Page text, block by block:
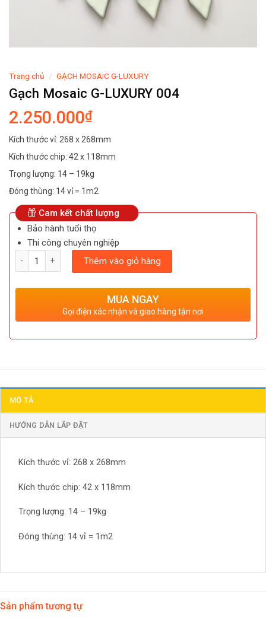
Trang chủ / GẠCH MOSAIC G-LUXURY
Gạch Mosaic G-LUXURY 004
2.250.000₫
Kích thước vỉ: 268 x 268mm
Kích thước chip: 42 x 118mm
Trọng lượng: 14 – 19kg
Đóng thùng: 14 vỉ = 1m2
Cam kết chất lượng
Bảo hành tuổi thọ
Thi công chuyên nghiệp
Thêm vào giỏ hàng
MUA NGAY
Gọi điện xác nhận và giao hàng tận nơi
MÔ TẢ
HƯỚNG DẪN LẮP ĐẶT
Kích thước vỉ: 268 x 268mm
Kích thước chip: 42 x 118mm
Trọng lượng: 14 – 19kg
Đóng thùng: 14 vỉ = 1m2
Sản phẩm tương tự